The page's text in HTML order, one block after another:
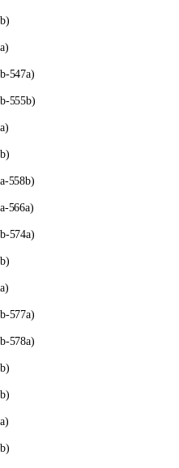
547a)
555b)
558b)
566a)
574a)
577a)
578a)